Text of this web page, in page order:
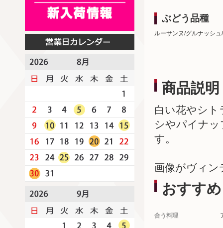
ぶどう品種
ルーサンヌ/グルナッシ
商品説明
白い花やシ
シやパイナ
す。
画像がヴィン
おすすめ
合う料理